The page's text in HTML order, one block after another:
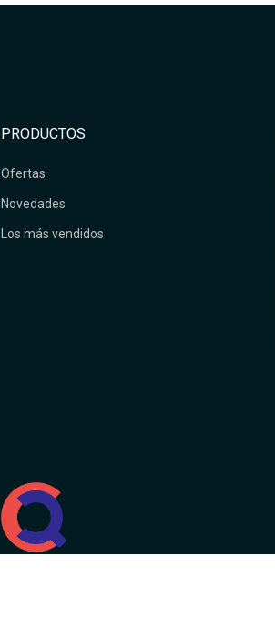
PRODUCTOS
Ofertas
Novedades
Los más vendidos